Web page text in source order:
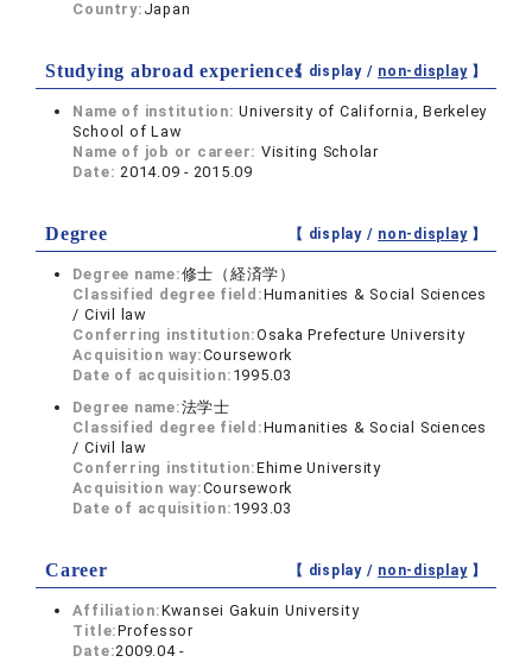
Country: Japan
Studying abroad experiences【 display / non-display】
Name of institution:University of California, Berkeley
School of Law
Name of job or career: Visiting Scholar
Date:2014.09 - 2015.09
Degree 【 display / non-display】
Degree name:修士（経済学）
Classified degree field:Humanities & Social Sciences
/ Civil law
Conferring institution:Osaka Prefecture University
Acquisition way:Coursework
Date of acquisition: 1995.03
Degree name:法学士
Classified degree field:Humanities & Social Sciences
/ Civil law
Conferring institution:Ehime University
Acquisition way:Coursework
Date of acquisition: 1993.03
Career 【 display / non-display】
Affiliation:Kwansei Gakuin University
Title:Professor
Date:2009.04 -